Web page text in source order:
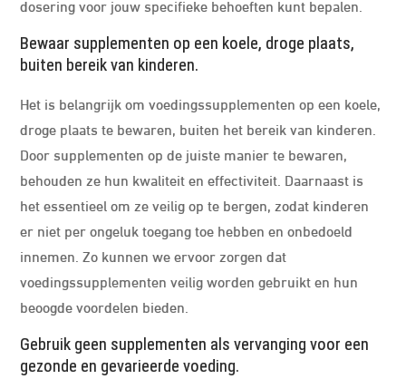
dosering voor jouw specifieke behoeften kunt bepalen.
Bewaar supplementen op een koele, droge plaats,
buiten bereik van kinderen.
Het is belangrijk om voedingssupplementen op een koele,
droge plaats te bewaren, buiten het bereik van kinderen.
Door supplementen op de juiste manier te bewaren,
behouden ze hun kwaliteit en effectiviteit. Daarnaast is
het essentieel om ze veilig op te bergen, zodat kinderen
er niet per ongeluk toegang toe hebben en onbedoeld
innemen. Zo kunnen we ervoor zorgen dat
voedingssupplementen veilig worden gebruikt en hun
beoogde voordelen bieden.
Gebruik geen supplementen als vervanging voor een
gezonde en gevarieerde voeding.